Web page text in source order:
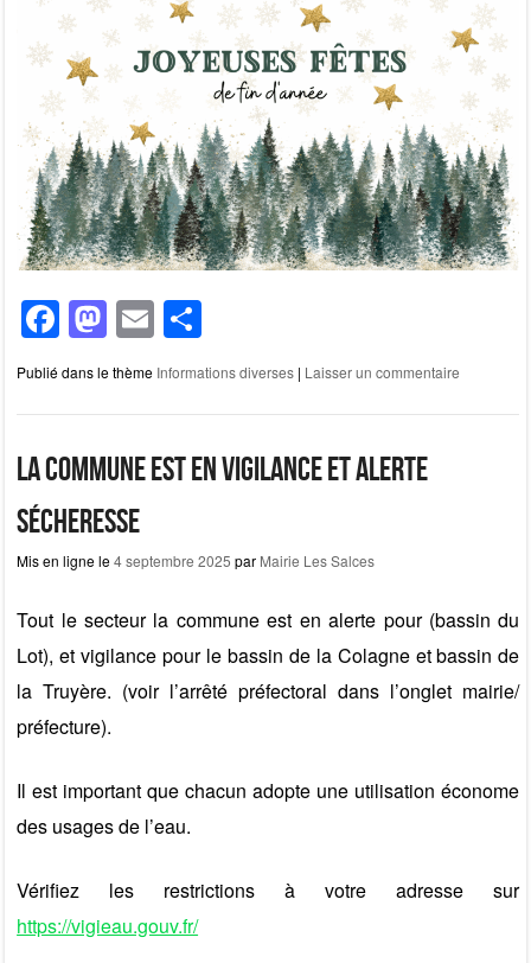
F
a
c
e
b
o
o
k
M
a
st
o
d
o
n
E
m
ail
ar
ta
g
er
Publié dans le thème Informations diverses | Laisser un commentaire
La commune est en vigilance et alerte
sécheresse
Mis en ligne le4 septembre 2025 par Mairie Les Salces
Tout le secteur la commune est en alerte pour (bassin du
Lot), et vigilance pour le bassin de la Colagne et bassin de
la Truyère. (voir l’arrêté préfectoral dans l’onglet mairie/
préfecture).
Il est important que chacun adopte une utilisation économe
des usages de l’eau.
Vérifiez les restrictions à votre adresse sur
https://vigieau.gouv.fr/